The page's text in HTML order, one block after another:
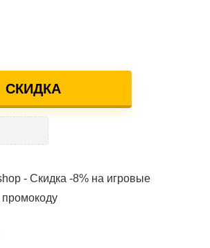
СКИДКА
- Скидка -8% на игровые